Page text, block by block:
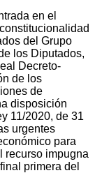
en el
del Grupo
los Diputados,
Decreto-
de los
de
disposición
11/2020, de 31
urgentes
para
recurso impugna
primera del